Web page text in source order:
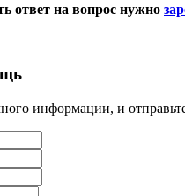
ответ на вопрос нужно
информации, и